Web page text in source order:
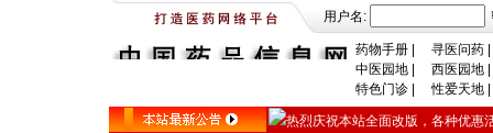
用户名:
药物手册 寻医问药
中医园地
西医园地
特色门诊| 性爱天地|
热烈庆祝本站全面改版，各种优惠